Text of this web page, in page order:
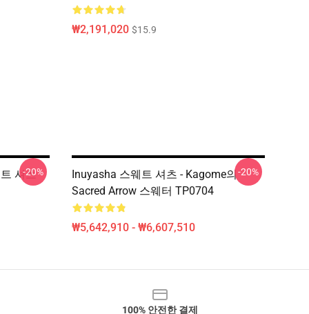
₩2,191,020 $15.9
셔츠
-20%
Inuyasha 스웨트 셔츠 - Kagome의
Sacred Arrow 스웨터 TP0704
₩5,642,910 - ₩6,607,510
-20%
100% 안전한 결제